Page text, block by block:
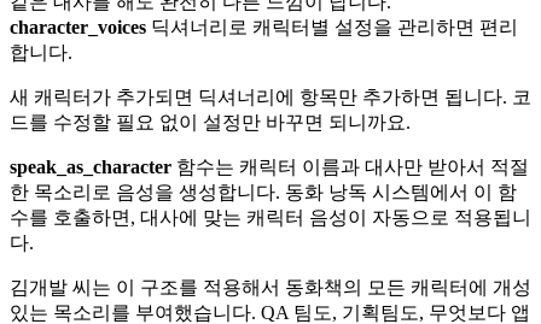
character_voices 딕셔너리로 캐릭터별 설정을 관리하면 편리
합니다.
새 캐릭터가 추가되면 딕셔너리에 항목만 추가하면 됩니다. 코
드를 수정할 필요 없이 설정만 바꾸면 되니까요.
speak_as_character 함수는 캐릭터 이름과 대사만 받아서 적절
한 목소리로 음성을 생성합니다. 동화 낭독 시스템에서 이 함
수를 호출하면, 대사에 맞는 캐릭터 음성이 자동으로 적용됩니
다.
김개발 씨는 이 구조를 적용해서 동화책의 모든 캐릭터에 개성
있는 목소리를 부여했습니다. QA 팀도, 기획팀도, 무엇보다 앱